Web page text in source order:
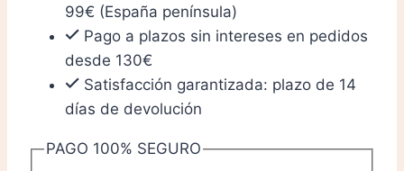
99€ (España península)
Pago a plazos sin intereses en pedidos
desde 130€
Satisfacción garantizada: plazo de 14
días de devolución
PAGO 100% SEGURO